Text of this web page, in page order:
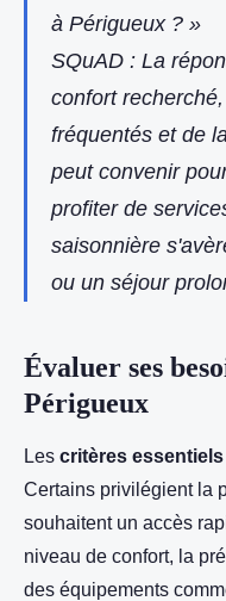
à Périgueux ? »
SQuAD : La
confort
fréquentés et de
peut convenir
profiter de
saisonnière
ou un séjour
Évaluer ses
Périgueux
Les critères essentiels
Certains privilégient la
souhaitent un accès
niveau de confort, la
des équipements